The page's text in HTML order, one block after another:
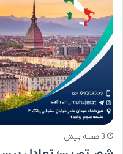
3 هفته پیش